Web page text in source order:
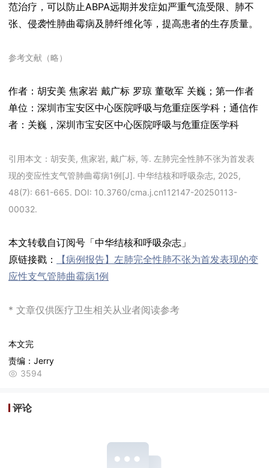
范治疗，可以防止ABPA远期并发症如严重气流受限、肺不
张、侵袭性肺曲霉病及肺纤维化等，提高患者的生存质量。
参考文献（略）
作者：胡安美 焦家岩 戴广标 罗琼 董敬军 关巍；第一作者
单位：深圳市宝安区中心医院呼吸与危重症医学科；通信作
者：关巍，深圳市宝安区中心医院呼吸与危重症医学科
引用本文：胡安美, 焦家岩, 戴广标, 等. 左肺完全性肺不张为首发表
现的变应性支气管肺曲霉病1例[J]. 中华结核和呼吸杂志, 2025,
48(7): 661-665. DOI: 10.3760/cma.j.cn112147-20250113-
00032.
本文转载自订阅号「中华结核和呼吸杂志」
原链接戳：
【病例报告】左肺完全性肺不张为首发表现的变
应性支气管肺曲霉病1例
* 文章仅供医疗卫生相关从业者阅读参考
本文完
责编：Jerry
3594
评论